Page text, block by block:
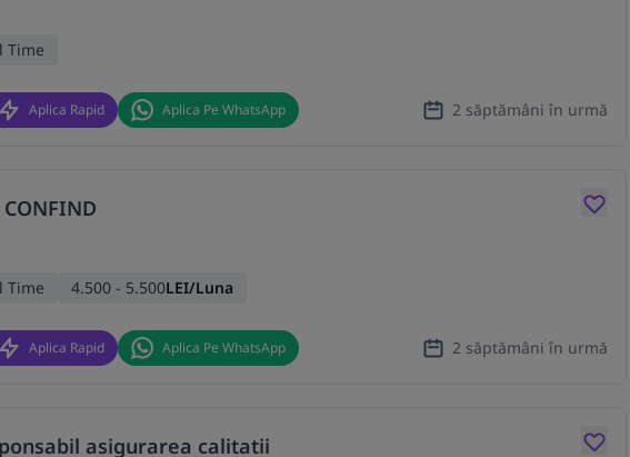
Time
Aplica Rapid Aplica Pe WhatsApp 2 săptămâni în urmă
Time 4.500 - 5.500LEI/Luna
Aplica Rapid Aplica Pe WhatsApp 2 săptămâni în urmă
asigurarea calitatii